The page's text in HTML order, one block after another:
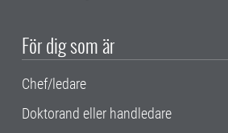
För dig som är
Chef/ledare
Doktorand eller handledare